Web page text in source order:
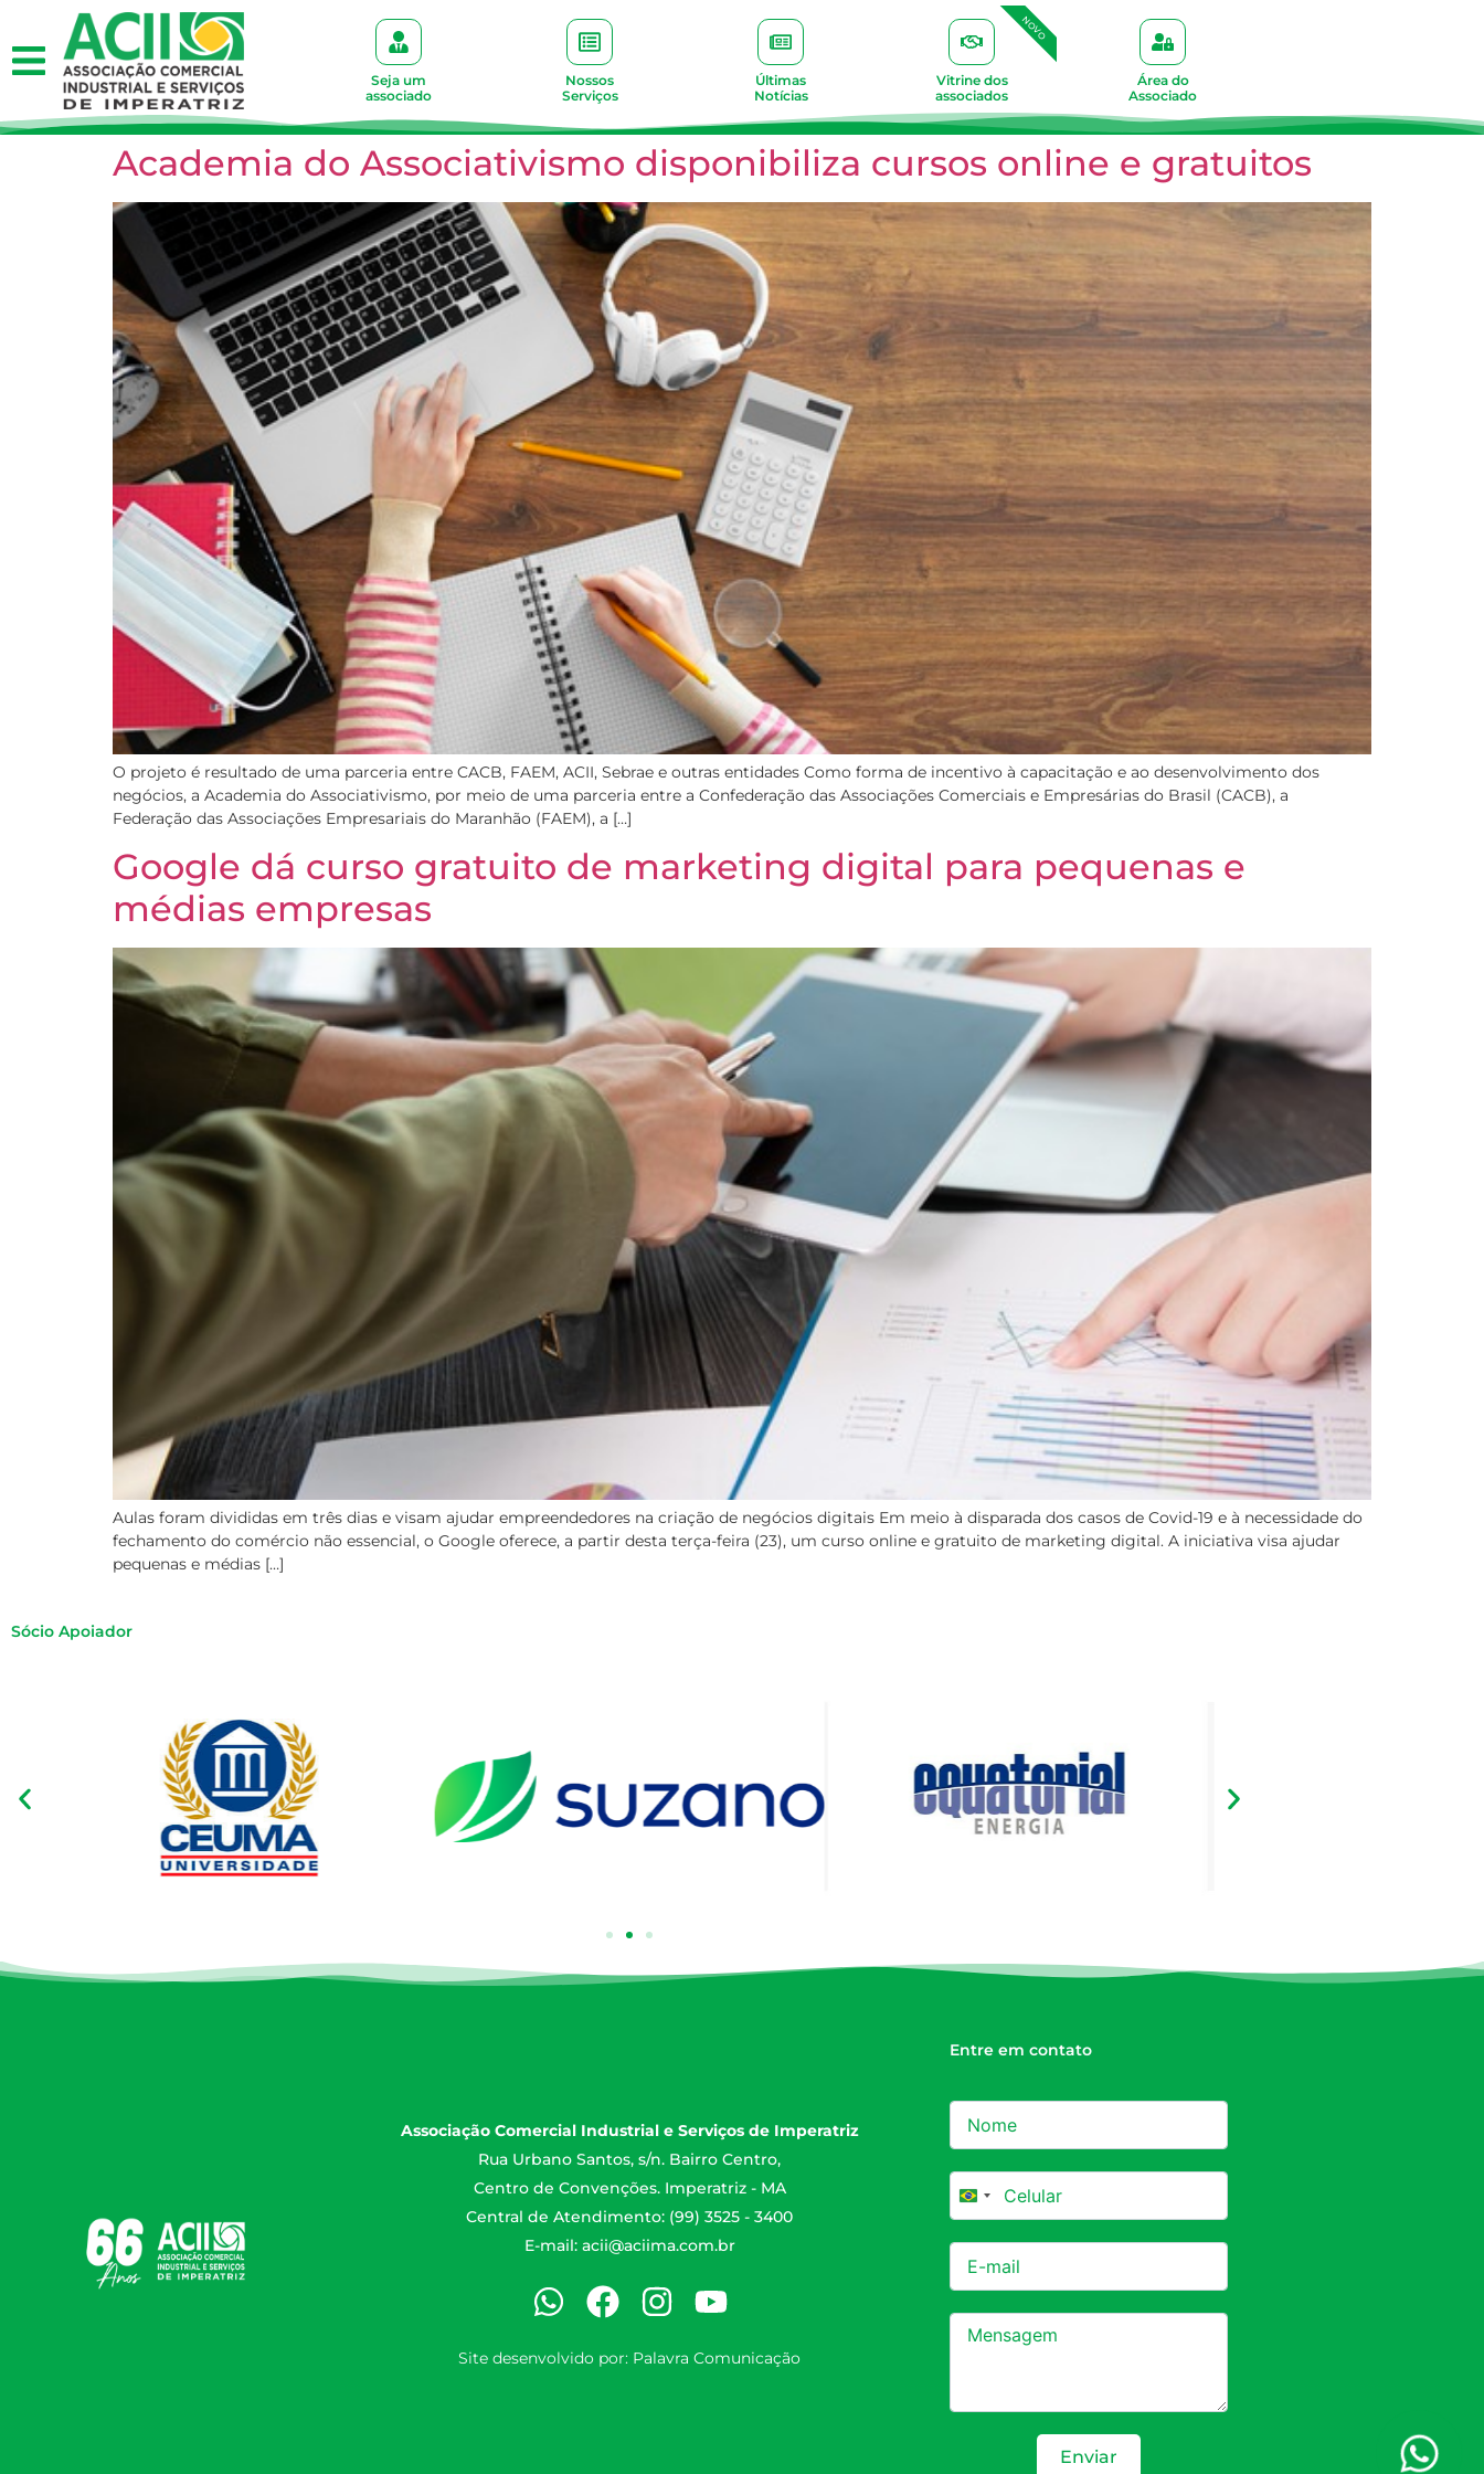
Seja um
associado
Nossos
Serviços
Últimas
Notícias
Vitrine dos
associados
NOVO
Área do
Associado
Academia do Associativismo disponibiliza cursos online e gratuitos
O projeto é resultado de uma parceria entre CACB, FAEM, ACII, Sebrae e outras entidades Como forma de incentivo à capacitação e ao desenvolvimento dos
negócios, a Academia do Associativismo, por meio de uma parceria entre a Confederação das Associações Comerciais e Empresárias do Brasil (CACB), a
Federação das Associações Empresariais do Maranhão (FAEM), a […]
Google dá curso gratuito de marketing digital para pequenas e
médias empresas
Aulas foram divididas em três dias e visam ajudar empreendedores na criação de negócios digitais Em meio à disparada dos casos de Covid-19 e à necessidade do
fechamento do comércio não essencial, o Google oferece, a partir desta terça-feira (23), um curso online e gratuito de marketing digital. A iniciativa visa ajudar
pequenas e médias […]
Sócio Apoiador
Associação Comercial Industrial e Serviços de Imperatriz
Rua Urbano Santos, s/n. Bairro Centro,
Centro de Convenções. Imperatriz - MA
Central de Atendimento: (99) 3525 - 3400
E-mail: acii@aciima.com.br
Site desenvolvido por: Palavra Comunicação
Entre em contato
Brazil +55
Enviar